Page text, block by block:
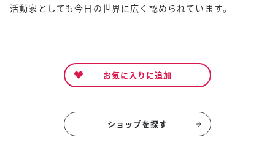
活動家としても今日の世界に広く認められています。
お気に入りに追加
ショップを探す